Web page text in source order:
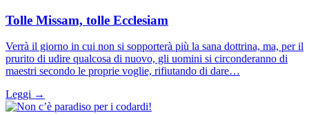
Tolle Missam, tolle Ecclesiam
Verrà il giorno in cui non si sopporterà più la sana dottrina, ma, per il
prurito di udire qualcosa di nuovo, gli uomini si circonderanno di
maestri secondo le proprie voglie, rifiutando di dare…
Leggi →